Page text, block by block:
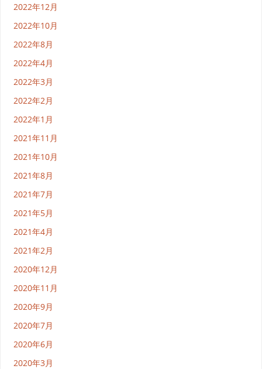
2022年12月
2022年10月
2022年8月
2022年4月
2022年3月
2022年2月
2022年1月
2021年11月
2021年10月
2021年8月
2021年7月
2021年5月
2021年4月
2021年2月
2020年12月
2020年11月
2020年9月
2020年7月
2020年6月
2020年3月